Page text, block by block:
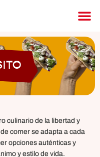
culinario de la libertad y
comer se adapta a cada
opciones auténticas y
y estilo de vida.